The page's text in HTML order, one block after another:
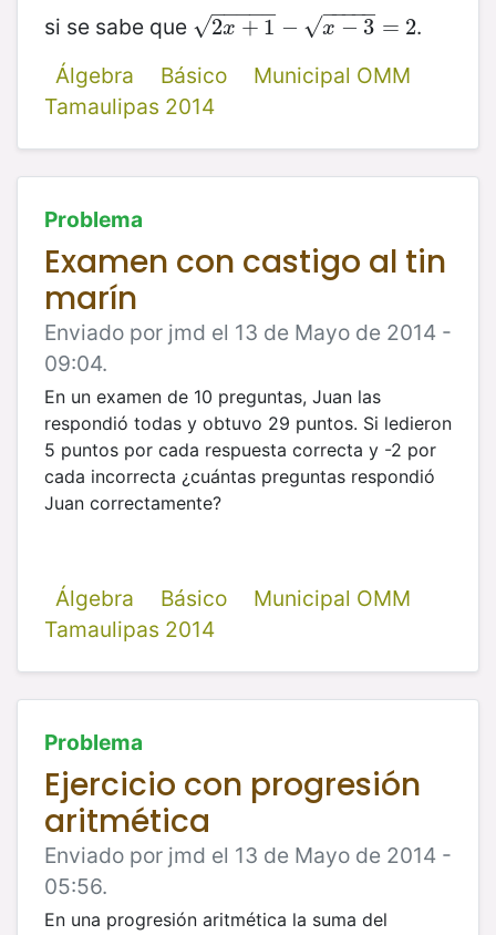
si se sabe que 2x + 1
− −
−−−
√ − x − 3
− −
−−−
√ = 2
2x+1 −x− 3=2
.
Álgebra
Básico
Municipal OMM
Tamaulipas 2014
Problema
Examen con castigo al tin
marín
Enviado por jmd el 13 de Mayo de 2014 -
09:04.
En un examen de 10 preguntas, Juan las
respondió todas y obtuvo 29 puntos. Si ledieron
5 puntos por cada respuesta correcta y -2 por
cada incorrecta ¿cuántas preguntas respondió
Juan correctamente?
Álgebra Básico
Municipal OMM
Tamaulipas 2014
Problema
Ejercicio con progresión
aritmética
Enviado por jmd el 13 de Mayo de 2014 -
05:56.
En una progresión aritmética la suma del